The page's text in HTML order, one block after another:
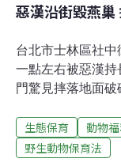
惡漢沿街毀燕
台北市士林區社
一點左右被惡漢
門驚見摔落地面
通常一對家燕親
若取低值估算，就
生態保育 動物
野生動物保育法